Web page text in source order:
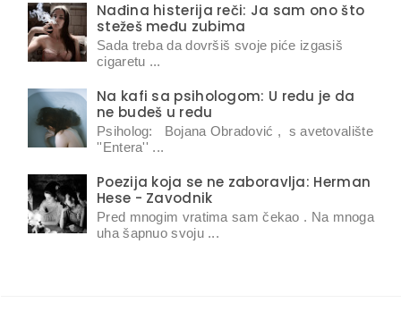
Nađina histerija reči: Ja sam ono što
stežeš među zubima
Sada treba da dovršiš svoje piće izgasiš
cigaretu ...
Na kafi sa psihologom: U redu je da
ne budeš u redu
Psiholog: Bojana Obradović , s avetovalište
''Entera'' ...
Poezija koja se ne zaboravlja: Herman
Hese - Zavodnik
Pred mnogim vratima sam čekao . Na mnoga
uha šapnuo svoju ...